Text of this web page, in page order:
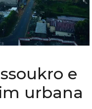
e
urbana